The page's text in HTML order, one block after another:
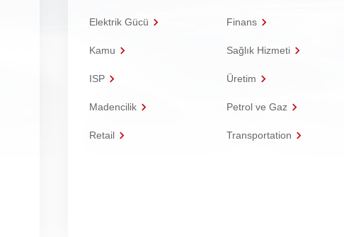
Elektrik Gücü Finans
Kamu Sağlık Hizmeti
ISP Üretim
Madencilik Petrol ve Gaz
Retail Transportation